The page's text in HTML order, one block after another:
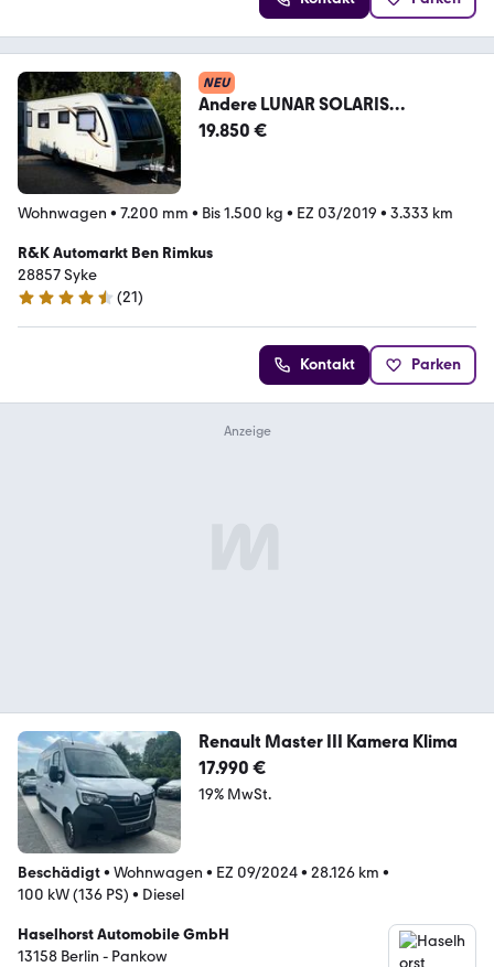
NEU
Andere LUNAR SOLARIS
554/Mover/Truma/ATC/LED/Pan
19.850 €
Wohnwagen • 7.200 mm • Bis 1.500 kg • EZ 03/2019 • 3.333 km
R&K Automarkt Ben Rimkus
28857 Syke
4.6 Sterne
(21)
Kontakt Parken
Renault Master III Kamera Klima
17.990 €
19% MwSt.
Beschädigt• Wohnwagen • EZ 09/2024• 28.126 km •
100 kW (136 PS) • Diesel
Haselhorst Automobile GmbH
13158 Berlin - Pankow